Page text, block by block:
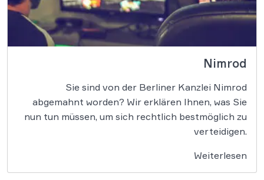
Nimrod
Sie sind von der Berliner Kanzlei Nimrod
abgemahnt worden? Wir erklären Ihnen, was Sie
nun tun müssen, um sich rechtlich bestmöglich zu
verteidigen.
Weiterlesen